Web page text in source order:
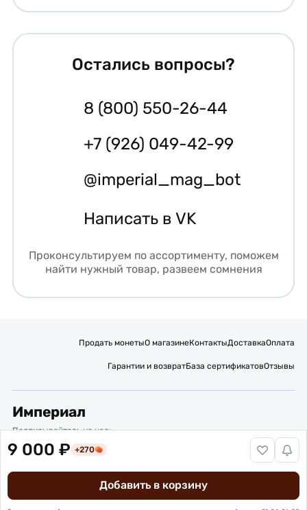
9 000 ₽ +270
Добавить в корзину
Остались вопросы?
8 (800) 550-26-44
+7 (926) 049-42-99
@imperial_mag_bot
Написать в VK
Проконсультируем по ассортименту, поможем
найти нужный товар, развеем сомнения
Продать монетыО магазинеКонтактыДоставкаОплата
Гарантии и возвратБаза сертификатовОтзывы
Империал
Подписывайтесь на нас:
Вакансии
Политика обработки персональных данных
© 2016 – 2026 ИП Титов Александр Михайлович